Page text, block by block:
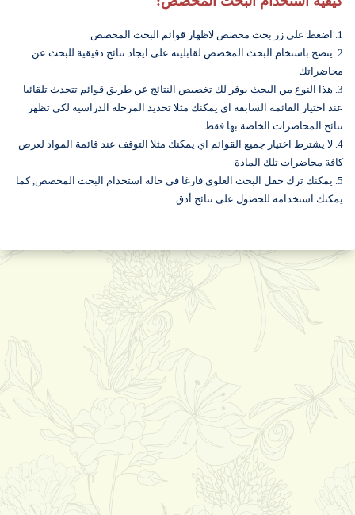
1. اضغط على زر بحث مخصص لاظهار قوائم البحث المخصص
2. ينصح باستخام البحث المخصص لقابليته على ايجاد نتائج دقيقية للبحث عن
محاضراتك
3. هذا النوع من البحث يوفر لك تخصيص النتائج عن طريق قوائم تتحدث تلقائيا
عند اختيار القائمة السابقة اي يمكنك مثلا تحديد المرحلة الدراسية لكي تظهر
نتائج المحاضرات الخاصة بها فقط
4. لا يشترط اختيار جميع القوائم اي يمكنك مثلا التوقف عند قائمة المواد لعرض
كافة محاضرات تلك المادة
5. يمكنك ترك حقل البحث العلوي فارغا في حالة استخدام البحث المخصص, كما
يمكنك استخدامه للحصول على نتائج أدق